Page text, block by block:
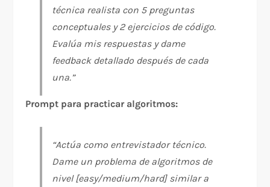
técnica realista con 5 preguntas
conceptuales y 2 ejercicios de código.
Evalúa mis respuestas y dame
feedback detallado después de cada
una.”
Prompt para practicar algoritmos:
“Actúa como entrevistador técnico.
Dame un problema de algoritmos de
nivel [easy/medium/hard] similar a